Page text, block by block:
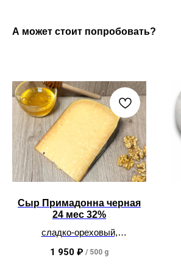
А может стоит попробовать?
Сыр Примадонна черная
24 мес 32%
сладко-ореховый,
1 950 ₽ / 500 g